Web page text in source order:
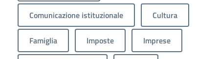
Comunicazione istituzionale Cultura
Famiglia Imposte Imprese